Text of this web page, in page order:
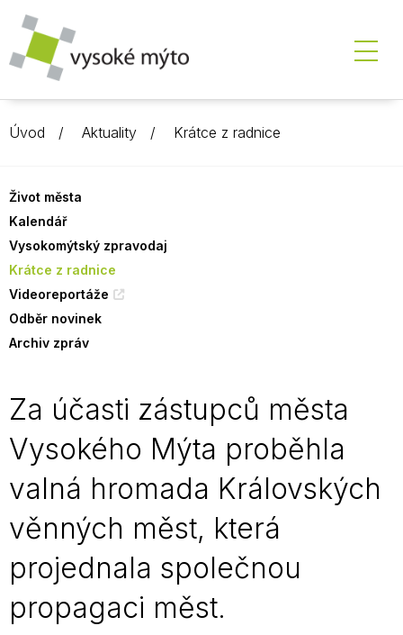
Úvod Aktuality Krátce z radnice
Život města
Kalendář
Vysokomýtský zpravodaj
Krátce z radnice
Videoreportáže
Odběr novinek
Archiv zpráv
Za účasti zástupců města
Vysokého Mýta proběhla
valná hromada Královských
věnných měst, která
projednala společnou
propagaci měst.